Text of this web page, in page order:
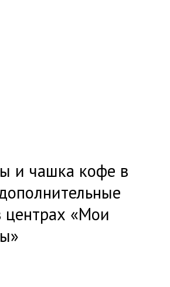
и чашка кофе в
центрах «Мои